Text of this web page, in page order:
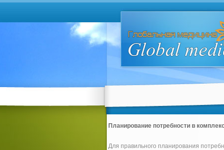
Планирование потребности в
Для правильного планирования